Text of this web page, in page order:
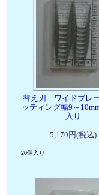
替え刃 ワイドブレ
ッティング幅9～
入り
5,170円(税込)
20個入り